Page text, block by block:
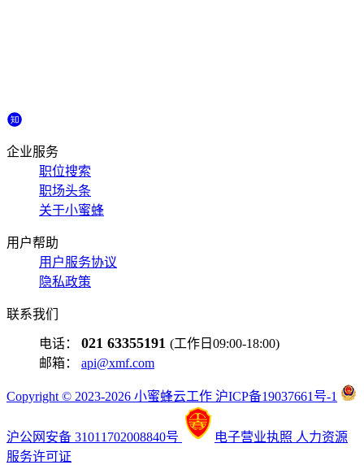
企业服务
职位搜索
职场头条
关于小蜜蜂
用户帮助
用户服务协议
隐私政策
联系我们
电话： 021 63355191 (工作日09:00-18:00)
邮箱： api@xmf.com
Copyright © 2023-2026 小蜜蜂云工作 沪ICP备19037661号-1
沪公网安备 31011702008840号 电子营业执照 人力资源
服务许可证